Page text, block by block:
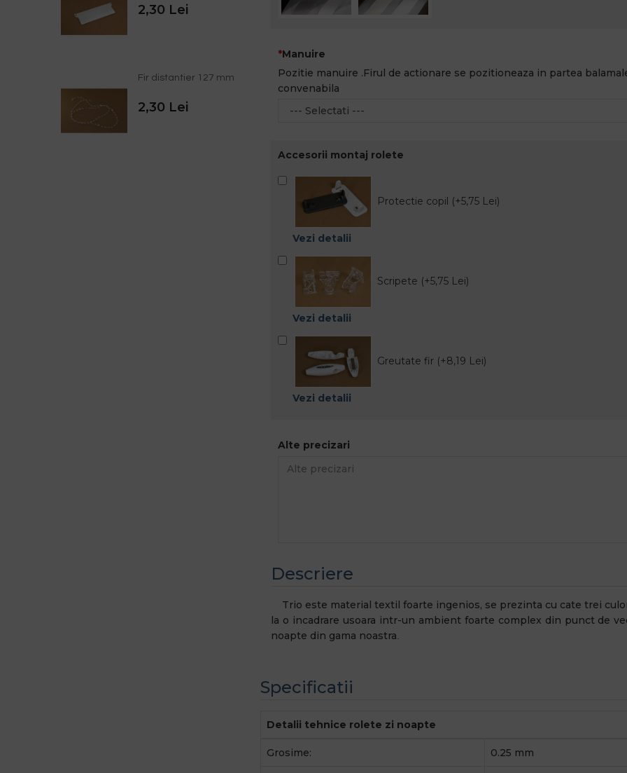
2,30 Lei
Fir distantier 127 mm
2,30 Lei
Manuire
Pozitie manuire .Firul de actionare se pozitioneaza in partea
convenabila
Accesorii montaj rolete
Protectie copil (+5,75 Lei)
Vezi detalii
Scripete (+5,75 Lei)
Vezi detalii
Greutate fir (+8,19 Lei)
Vezi detalii
Alte precizari
Descriere
Trio este material textil foarte ingenios, se prezinta cu cate trei
la o incadrare usoara intr-un ambient foarte complex din punct de
noapte din gama noastra.
Specificatii
Detalii tehnice rolete zi noapte
Grosime: 0.25 mm